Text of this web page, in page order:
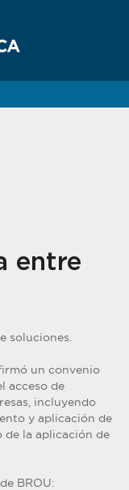
entre
soluciones.
un convenio
acceso de
incluyendo
y aplicación de
de la aplicación de
BROU: